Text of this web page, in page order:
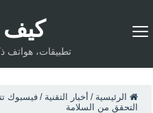
كيف
تطبيقات، هواتف
الرئيسية / أخبار التقنية / فيسبوك
التحقق من السلامة